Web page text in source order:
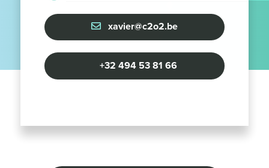
xavier@c2o2.be
+32 494 53 81 66